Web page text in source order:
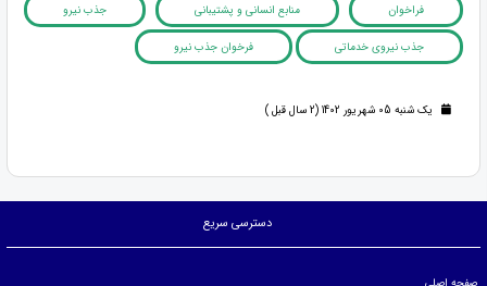
فراخوان منابع انسانی و پشتیبانی جذب نیرو
جذب نیروی خدماتی فرخوان جذب نیرو
یک شنبه 05 شهریور 1402 (2 سال قبل )
دسترسی سریع